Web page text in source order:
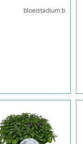
bloeistadium:b